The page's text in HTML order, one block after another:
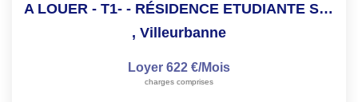
A LOUER - T1- - RÉSIDENCE ETUDIANTE SECURISE
, Villeurbanne
Loyer 622 €/mois
charges comprises